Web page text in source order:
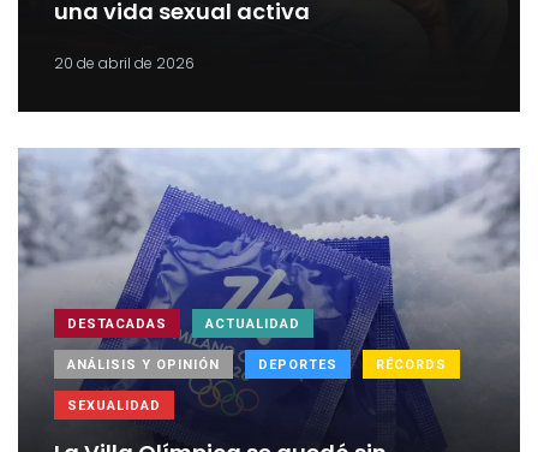
una vida sexual activa
20 de abril de 2026
DESTACADAS ACTUALIDAD
ANÁLISIS Y OPINIÓN DEPORTES RÉCORDS
SEXUALIDAD